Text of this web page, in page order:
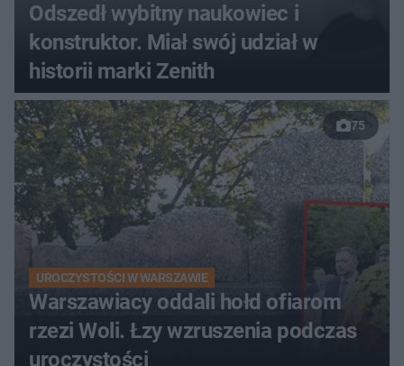
Odszedł wybitny naukowiec i
konstruktor. Miał swój udział w
historii marki Zenith
75
UROCZYSTOŚCI W WARSZAWIE
Warszawiacy oddali hołd ofiarom
rzezi Woli. Łzy wzruszenia podczas
uroczystości